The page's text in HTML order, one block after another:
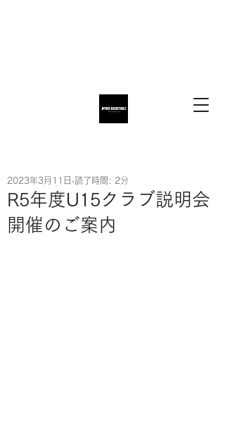
R5年度U15クラブ説明会
開催のご案内
2023年3月11日 読了時間: 2分